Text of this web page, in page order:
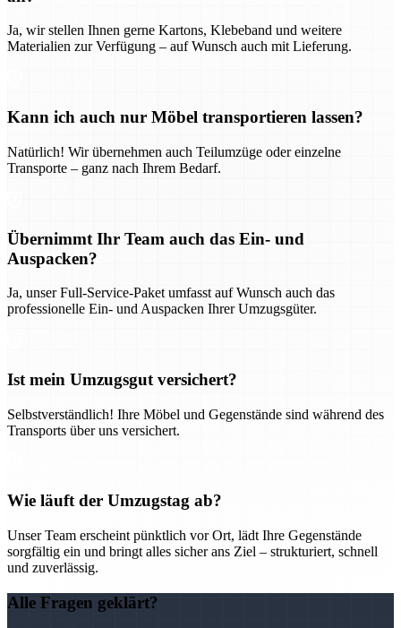
Ja, wir stellen Ihnen gerne Kartons, Klebeband und weitere
Materialien zur Verfügung – auf Wunsch auch mit Lieferung.
Kann ich auch nur Möbel transportieren lassen?
Natürlich! Wir übernehmen auch Teilumzüge oder einzelne
Transporte – ganz nach Ihrem Bedarf.
Übernimmt Ihr Team auch das Ein- und
Auspacken?
Ja, unser Full-Service-Paket umfasst auf Wunsch auch das
professionelle Ein- und Auspacken Ihrer Umzugsgüter.
Ist mein Umzugsgut versichert?
Selbstverständlich! Ihre Möbel und Gegenstände sind während des
Transports über uns versichert.
Wie läuft der Umzugstag ab?
Unser Team erscheint pünktlich vor Ort, lädt Ihre Gegenstände
sorgfältig ein und bringt alles sicher ans Ziel – strukturiert, schnell
und zuverlässig.
Alle Fragen geklärt?